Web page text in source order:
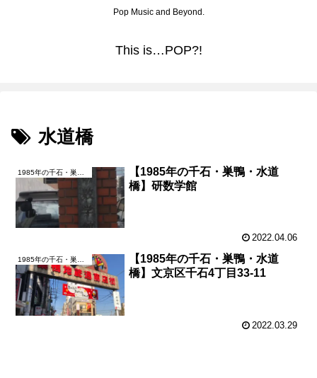
Pop Music and Beyond.
This is…POP?!
水道橋
【1985年の千石・巣鴨・水道
橋】研数学館
2022.04.06
1985年の千石・巣鴨・水道橋
【1985年の千石・巣鴨・水道
橋】文京区千石4丁目33-11
2022.03.29